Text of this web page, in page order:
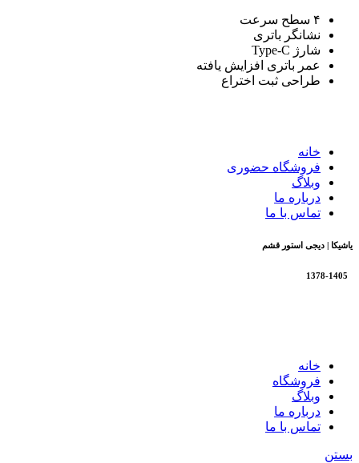
۴ سطح سرعت
نشانگر باتری
شارژ Type-C
عمر باتری افزایش یافته
طراحی ثبت اختراع
خانه
فروشگاه حضوری
وبلاگ
درباره ما
تماس با ما
یاشیکا | دیجی استور قشم
خانه
فروشگاه
وبلاگ
درباره ما
تماس با ما
بستن